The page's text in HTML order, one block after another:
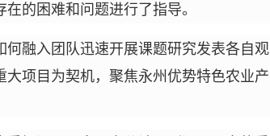
的困难和问题进行了指导。
融入团队迅速开展课题研究发表各自观
项目为契机，聚焦永州优势特色农业产